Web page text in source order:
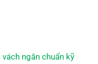
ngăn chuẩn kỹ